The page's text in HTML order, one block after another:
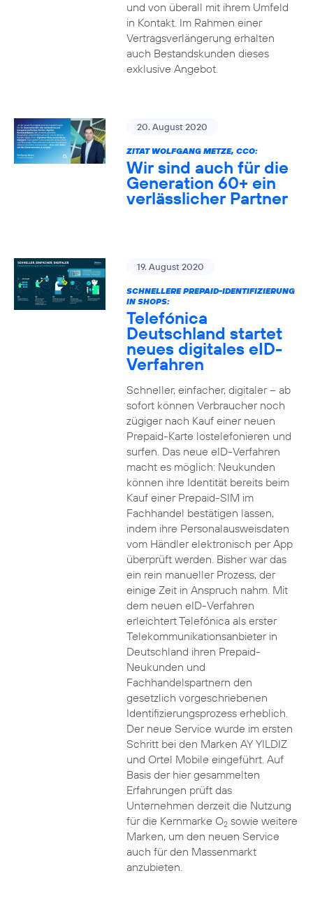
und von überall mit ihrem Umfeld
in Kontakt. Im Rahmen einer
Vertragsverlängerung erhalten
auch Bestandskunden dieses
exklusive Angebot.
20. August 2020
ZITAT WOLFGANG METZE, CCO:
Wir sind auch für die
Generation 60+ ein
verlässlicher Partner
19. August 2020
SCHNELLERE PREPAID-IDENTIFIZIERUNG
IN SHOPS:
Telefónica
Deutschland startet
neues digitales eID-
Verfahren
Schneller, einfacher, digitaler – ab
sofort können Verbraucher noch
zügiger nach Kauf einer neuen
Prepaid-Karte lostelefonieren und
surfen. Das neue eID-Verfahren
macht es möglich: Neukunden
können ihre Identität bereits beim
Kauf einer Prepaid-SIM im
Fachhandel bestätigen lassen,
indem ihre Personalausweisdaten
vom Händler elektronisch per App
überprüft werden. Bisher war das
ein rein manueller Prozess, der
einige Zeit in Anspruch nahm. Mit
dem neuen eID-Verfahren
erleichtert Telefónica als erster
Telekommunikationsanbieter in
Deutschland ihren Prepaid-
Neukunden und
Fachhandelspartnern den
gesetzlich vorgeschriebenen
Identifizierungsprozess erheblich.
Der neue Service wurde im ersten
Schritt bei den Marken AY YILDIZ
und Ortel Mobile eingeführt. Auf
Basis der hier gesammelten
Erfahrungen prüft das
Unternehmen derzeit die Nutzung
für die Kernmarke O2sowie weitere
Marken, um den neuen Service
auch für den Massenmarkt
anzubieten.